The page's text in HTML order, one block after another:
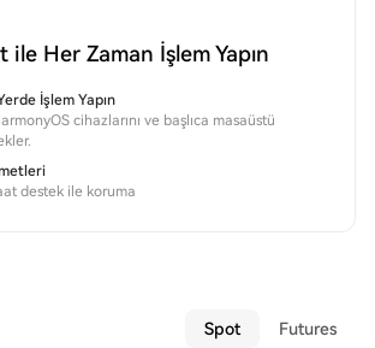
ile Her Zaman İşlem Yapın
İşlem Yapın
cihazlarını ve başlıca masaüstü
destek ile koruma
Spot Futures